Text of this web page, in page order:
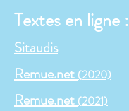
Textes en ligne :
Sitaudis
Remue.net(2020)
Remue.net(2021)